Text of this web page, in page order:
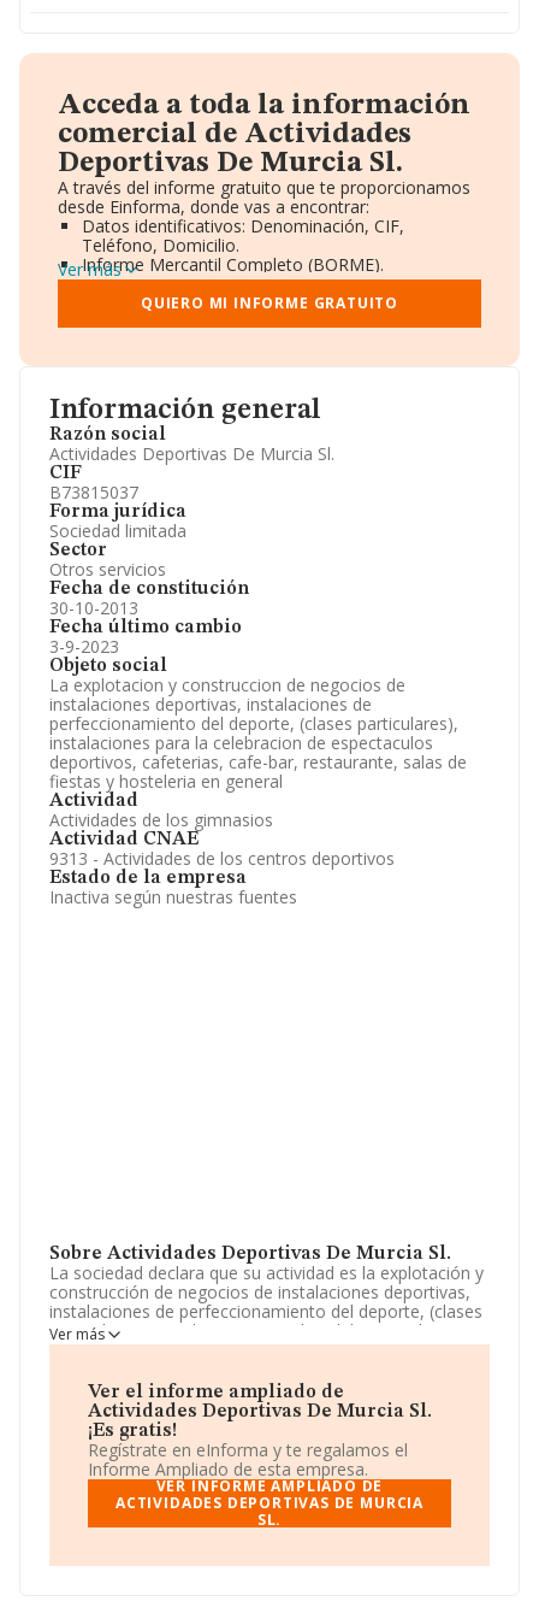
Información general
Razón social
Actividades Deportivas De Murcia Sl.
CIF
B73815037
Forma jurídica
Sociedad limitada
Sector
Otros servicios
Fecha de constitución
30-10-2013
Fecha último cambio
3-9-2023
Objeto social
La explotacion y construccion de negocios de
instalaciones deportivas, instalaciones de
perfeccionamiento del deporte, (clases particulares),
instalaciones para la celebracion de espectaculos
deportivos, cafeterias, cafe-bar, restaurante, salas de
fiestas y hosteleria en general
Actividad
Actividades de los gimnasios
Actividad CNAE
9313 - Actividades de los centros deportivos
Estado de la empresa
Inactiva según nuestras fuentes
Sobre Actividades Deportivas De Murcia Sl.
La sociedad declara que su actividad es la explotación y
construcción de negocios de instalaciones deportivas,
instalaciones de perfeccionamiento del deporte, (clases
particulares), instalaciones para la celebracion de
espectáculos deportivos, cafeterías, cafe-bar,
empresa es una Sociedad Limitada. Tiene CNAE: 9313 -
'Actividades de los gimnasios'. La empresa no tiene
actividad en mercados exteriores.
La sociedadActividades Deportivas de Murcia S.L
con NIF B73815037, está situada en Avenida Jeronimos
núm. 126, (30107), en el municipio de Guadalupe,
Murcia.
En base a la información de la que dispone INFORMA
Ver más
Ver el informe ampliado de
Actividades Deportivas De Murcia Sl.
¡Es gratis!
Regístrate en eInforma y te regalamos el
Informe Ampliado de esta empresa.
VER INFORME AMPLIADO DE
ACTIVIDADES DEPORTIVAS DE MURCIA
SL.
Acceda a toda la información
comercial de Actividades
Deportivas De Murcia Sl.
A través del informe gratuito que te proporcionamos
desde Einforma, donde vas a encontrar:
Datos identificativos: Denominación, CIF,
Teléfono, Domicilio.
Informe Mercantil Completo (BORME).
Gráficos de Evolución Ventas y Empleados.
Consejo de Administración y Administradores.
Directivos y Ejecutivos.
Información oficial y registral complementaria.
Ver más
QUIERO MI INFORME GRATUITO